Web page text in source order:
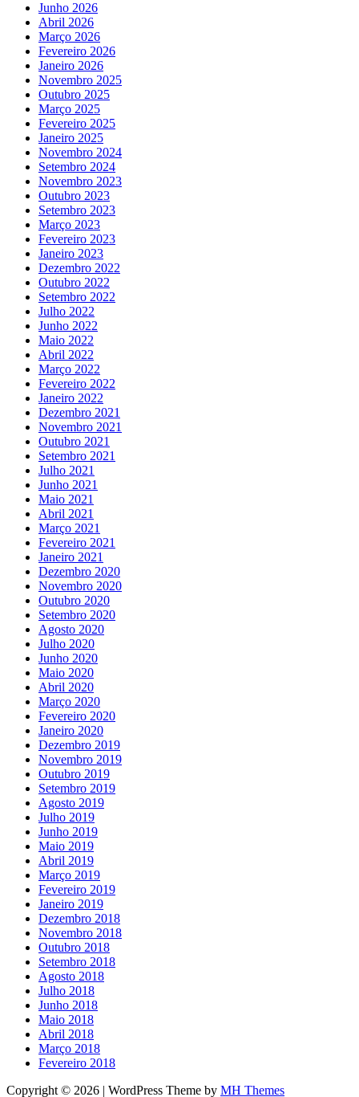
Junho 2026
Abril 2026
Março 2026
Fevereiro 2026
Janeiro 2026
Novembro 2025
Outubro 2025
Março 2025
Fevereiro 2025
Janeiro 2025
Novembro 2024
Setembro 2024
Novembro 2023
Outubro 2023
Setembro 2023
Março 2023
Fevereiro 2023
Janeiro 2023
Dezembro 2022
Outubro 2022
Setembro 2022
Julho 2022
Junho 2022
Maio 2022
Abril 2022
Março 2022
Fevereiro 2022
Janeiro 2022
Dezembro 2021
Novembro 2021
Outubro 2021
Setembro 2021
Julho 2021
Junho 2021
Maio 2021
Abril 2021
Março 2021
Fevereiro 2021
Janeiro 2021
Dezembro 2020
Novembro 2020
Outubro 2020
Setembro 2020
Agosto 2020
Julho 2020
Junho 2020
Maio 2020
Abril 2020
Março 2020
Fevereiro 2020
Janeiro 2020
Dezembro 2019
Novembro 2019
Outubro 2019
Setembro 2019
Agosto 2019
Julho 2019
Junho 2019
Maio 2019
Abril 2019
Março 2019
Fevereiro 2019
Janeiro 2019
Dezembro 2018
Novembro 2018
Outubro 2018
Setembro 2018
Agosto 2018
Julho 2018
Junho 2018
Maio 2018
Abril 2018
Março 2018
Fevereiro 2018
Copyright © 2026 | WordPress Theme by MH Themes